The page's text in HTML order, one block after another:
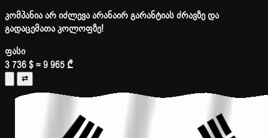
კომპანია არ იძლევა არანაირ გარანტიას ძრავზე და
გადაცემათა კოლოფზე!
ფასი
3 736 $≈ 9 965 ₾
⇄